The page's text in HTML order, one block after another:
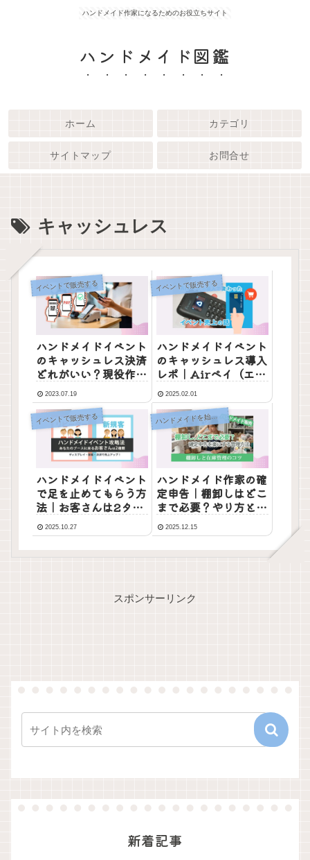
ハンドメイド作家になるためのお役立ちサイト
ハンドメイド図鑑
ホーム カテゴリ
サイトマップ お問合せ
キャッシュレス
イベントで販売する
ハンドメイドイベント
のキャッシュレス決済
どれがいい？現役作家
が決済端末を比較して
みた
2023.07.19
イベントで販売する
ハンドメイドイベント
のキャッシュレス導入
レポ｜Airペイ（エア
ペイ）で売上が変わっ
た話
2025.02.01
イベントで販売する
ハンドメイドイベント
で足を止めてもらう方
法｜お客さんは2タイ
プ！観察や接客のコツ
2025.10.27
ハンドメイドを始めるための基礎知識
ハンドメイド作家の確
定申告｜棚卸しはどこ
まで必要？やり方と
「やらなくていい」こ
と2025.12.15
スポンサーリンク
新着記事